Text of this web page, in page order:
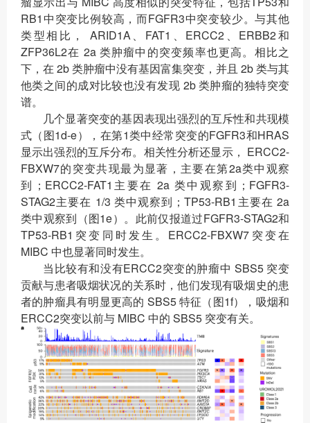
RB1中突变比例较高，而FGFR3中突变较少。与其他
类型相比， ARID1A、FAT1、ERCC2、ERBB2和
ZFP36L2在 2a 类肿瘤中的突变频率也更高。相比之
下，在 2b 类肿瘤中没有基因富集突变，并且 2b 类与其
他类之间的成对比较也没有发现 2b 类肿瘤的独特突变
谱。
几个显著突变的基因表现出强烈的互斥性和共现模
式（图1d-e），在第1类中经常突变的FGFR3和HRAS
显示出强烈的互斥分布。相关性分析还显示， ERCC2-
FBXW7的突变共现最为显著，主要在第2a类中观察
到；ERCC2-FAT1主要在 2a 类中观察到；FGFR3-
STAG2主要在 1/3 类中观察到；TP53-RB1主要在 2a
类中观察到（图1e）。此前仅报道过FGFR3-STAG2和
TP53-RB1突变同时发生。ERCC2-FBXW7突变在
MIBC 中也显著同时发生。
当比较有和没有ERCC2突变的肿瘤中 SBS5 突变
贡献与患者吸烟状况的关系时，他们发现有吸烟史的患
者的肿瘤具有明显更高的 SBS5 特征（图1f），吸烟和
ERCC2突变以前与 MIBC 中的 SBS5 突变有关。